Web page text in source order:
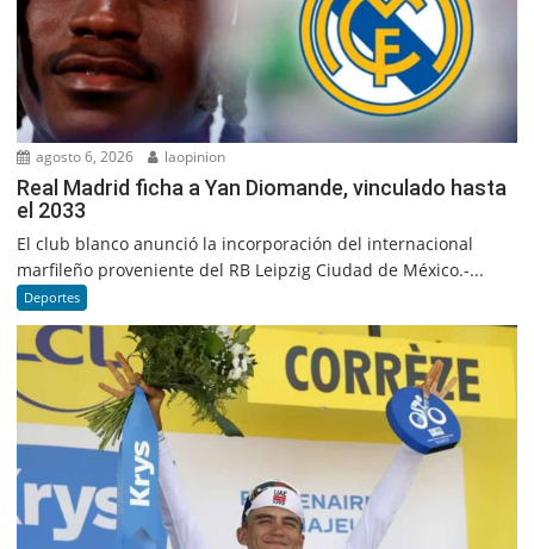
agosto 6, 2026 laopinion
Real Madrid ficha a Yan Diomande, vinculado hasta
el 2033
El club blanco anunció la incorporación del internacional
marfileño proveniente del RB Leipzig Ciudad de México.-...
Deportes